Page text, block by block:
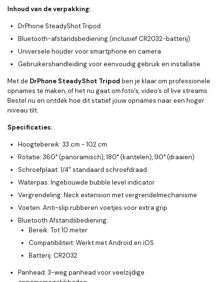
Inhoud van de verpakking:
DrPhone SteadyShot Tripod
Bluetooth-afstandsbediening(inclusief CR2032-batterij)
Universele houder voor smartphone en camera
Gebruikershandleidingvoor eenvoudig gebruik en installatie
Met de DrPhone SteadyShot Tripod ben je klaar om professionele
opnames te maken, of het nu gaat om foto’s, video’s of live streams.
Bestel nu en ontdek hoe dit statief jouw opnames naar een hoger
niveau tilt.
Specificaties:
Hoogtebereik: 33 cm - 102 cm
Rotatie: 360° (panoramisch), 180° (kantelen), 90° (draaien)
Schroefplaat: 1/4" standaard schroefdraad
Waterpas: Ingebouwde bubble level indicator
Vergrendeling: Neck extension met vergrendelmechanisme
Voeten: Anti-slip rubberen voetjes voor extra grip
Bluetooth Afstandsbediening:
Bereik: Tot 10 meter
Compatibiliteit: Werkt metAndroid en iOS
Batterij: CR2032
Panhead: 3-weg panhead voor veelzijdige